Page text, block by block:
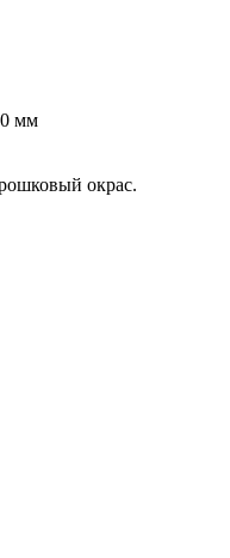
мм
окрас.